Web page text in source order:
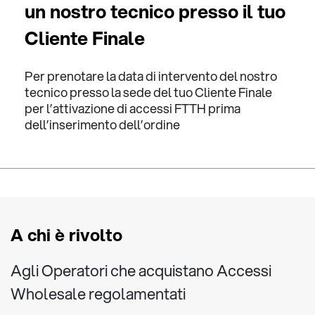
un nostro tecnico presso il tuo
Cliente Finale
Per prenotare la data di intervento del nostro
tecnico presso la sede del tuo Cliente Finale
per l’attivazione di accessi FTTH prima
dell’inserimento dell’ordine
A chi è rivolto
Agli Operatori che acquistano Accessi
Wholesale regolamentati